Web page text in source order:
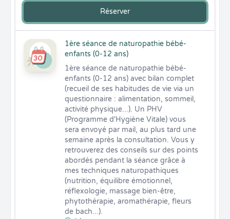
Réserver
1ère séance de naturopathie bébé-
enfants (0-12 ans)
1ère séance de naturopathie bébé-
enfants (0-12 ans) avec bilan complet
(recueil de ses habitudes de vie via un
questionnaire : alimentation, sommeil,
activité physique...). Un PHV
(Programme d'Hygiène Vitale) vous
sera envoyé par mail, au plus tard une
semaine après la consultation. Vous y
retrouverez des conseils sur des points
abordés pendant la séance grâce à
mes techniques naturopathiques
(nutrition, équilibre émotionnel,
réflexologie, massage bien-être,
phytothérapie, aromathérapie, fleurs
de bach...).